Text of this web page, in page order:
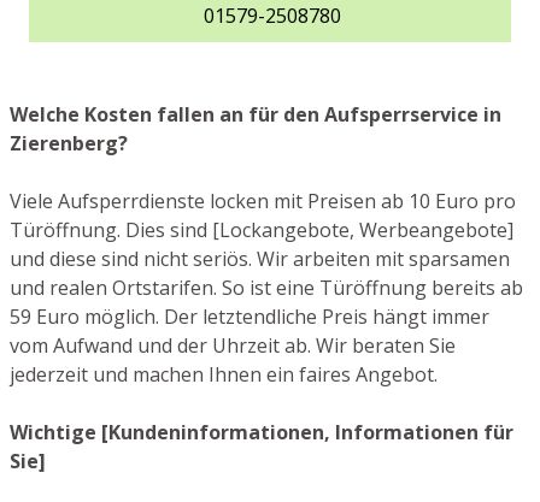
01579-2508780
Welche Kosten fallen an für den Aufsperrservice in
Zierenberg?
Viele Aufsperrdienste locken mit Preisen ab 10 Euro pro
Türöffnung. Dies sind [Lockangebote, Werbeangebote]
und diese sind nicht seriös. Wir arbeiten mit sparsamen
und realen Ortstarifen. So ist eine Türöffnung bereits ab
59 Euro möglich. Der letztendliche Preis hängt immer
vom Aufwand und der Uhrzeit ab. Wir beraten Sie
jederzeit und machen Ihnen ein faires Angebot.
Wichtige [Kundeninformationen, Informationen für
Sie]